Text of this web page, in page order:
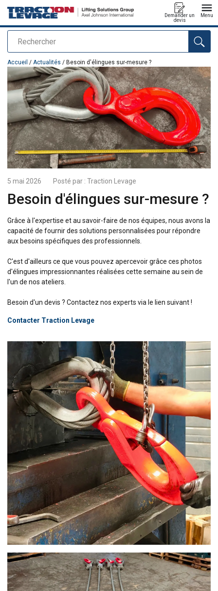
Rechercher
Demander un
devis
Menu
Ajouté au panier
Accueil / Actualités / Besoin d'élingues sur-mesure ?
5 mai 2026 Posté par : Traction Levage
Besoin d'élingues sur-mesure ?
Grâce à l'expertise et au savoir-faire de nos équipes, nous avons la
capacité de fournir des solutions personnalisées pour répondre
aux besoins spécifiques des professionnels.
C'est d'ailleurs ce que vous pouvez apercevoir grâce ces photos
d'élingues impressionnantes réalisées cette semaine au sein de
l'un de nos ateliers.
Besoin d'un devis ? Contactez nos experts via le lien suivant !
Contacter Traction Levage